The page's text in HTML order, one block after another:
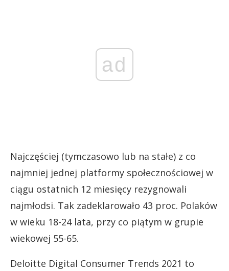
ad
Najczęściej (tymczasowo lub na stałe) z co
najmniej jednej platformy społecznościowej w
ciągu ostatnich 12 miesięcy rezygnowali
najmłodsi. Tak zadeklarowało 43 proc. Polaków
w wieku 18-24 lata, przy co piątym w grupie
wiekowej 55-65.
Deloitte Digital Consumer Trends 2021 to